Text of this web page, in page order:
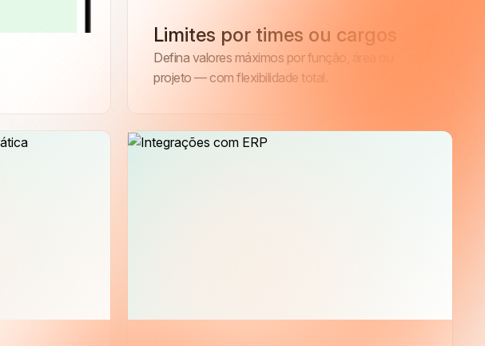
Limites por times ou cargos
Defina valores máximos por função, área ou
projeto — com flexibilidade total.